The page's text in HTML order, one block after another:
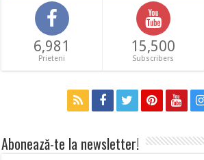
6,981
Prieteni
15,500
Subscribers
Abonează-te la newsletter!